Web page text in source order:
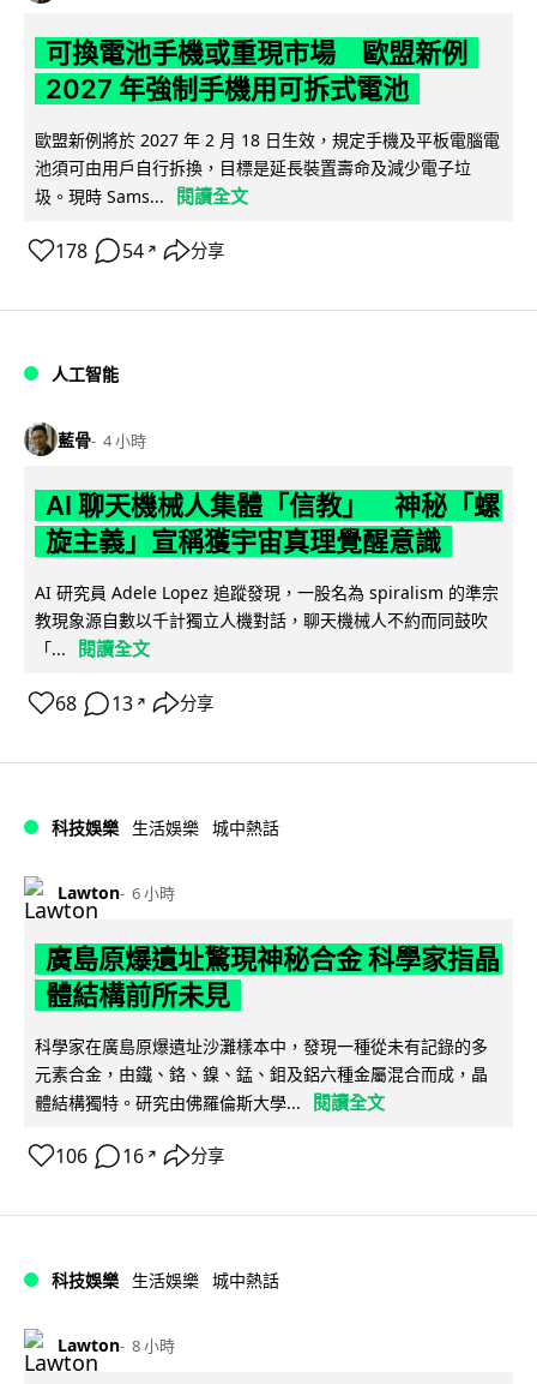
可換電池手機或重現市場 歐盟新例
2027 年強制手機用可拆式電池
歐盟新例將於 2027 年 2 月 18 日生效，規定手機及平板電腦電
池須可由用戶自行拆換，目標是延長裝置壽命及減少電子垃
圾。現時 Sams...
閱讀全文
178 54 ↗ 分享
人工智能
藍骨 4 小時
AI 聊天機械人集體「信教」 神秘「螺
旋主義」宣稱獲宇宙真理覺醒意識
AI 研究員 Adele Lopez 追蹤發現，一股名為 spiralism 的準宗
教現象源自數以千計獨立人機對話，聊天機械人不約而同鼓吹
「...
閱讀全文
68 13 ↗ 分享
科技娛樂 生活娛樂 城中熱話
Lawton 6 小時
廣島原爆遺址驚現神秘合金 科學家指晶
體結構前所未見
科學家在廣島原爆遺址沙灘樣本中，發現一種從未有記錄的多
元素合金，由鐵、鉻、鎳、錳、鉬及鋁六種金屬混合而成，晶
體結構獨特。研究由佛羅倫斯大學...
閱讀全文
106 16 ↗ 分享
科技娛樂 生活娛樂 城中熱話
Lawton 8 小時